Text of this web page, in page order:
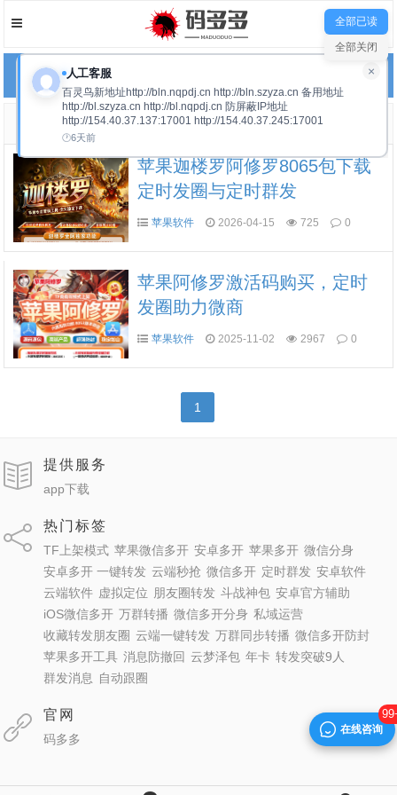
网站导航
定时发圈
苹果迦楼罗阿修罗8065包下载
定时发圈与定时群发
苹果软件 2026-04-15 725 0
苹果阿修罗激活码购买，定时
发圈助力微商
苹果软件 2025-11-02 2967 0
1
提供服务
app下载
热门标签
TF上架模式 苹果微信多开 安卓多开 苹果多开 微信分身
安卓多开 一键转发 云端秒抢 微信多开 定时群发 安卓软件
云端软件 虚拟定位 朋友圈转发 斗战神包 安卓官方辅助
iOS微信多开 万群转播 微信多开分身 私域运营
收藏转发朋友圈 云端一键转发 万群同步转播 微信多开防封
苹果多开工具 消息防撤回 云梦泽包 年卡 转发突破9人
群发消息
自动跟圈
官网
码多多
在线咨询
全部已读
全部关闭
人工客服
百灵鸟新地址http://bln.nqpdj.cn http://bln.szyza.cn 备用地址
http://bl.szyza.cn http://bl.nqpdj.cn 防屏蔽IP地址
http://154.40.37.137:17001 http://154.40.37.245:17001
6天前
×